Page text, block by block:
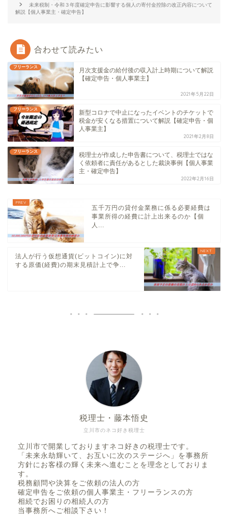
未来税制・令和３年度確定申告に影響する個人の寄付金控除の改正内容について
解説【個人事業主・確定申告】
合わせて読みたい
フリーランス
月次支援金の給付後の収入計上時期について解説
【確定申告・個人事業主】
2021年5月22日
フリーランス
新型コロナで中止になったイベントのチケットで
税金が安くなる措置について解説【確定申告・個
人事業主】
2021年2月8日
フリーランス
税理士が作成した申告書について、税理士ではな
く依頼者に責任があるとした裁決事例【個人事業
主・確定申告】
2022年2月16日
五千万円の貸付金業務に係る必要経費は
事業所得の経費に計上出来るのか【個
人...
法人が行う仮想通貨(ビットコイン)に対
する原価(経費)の期末見積計上で争...
立川市のネコ好き税理士
税理士・藤本悟史
立川市で開業しておりますネコ好きの税理士です。
「未来永劫輝いて、お互いに次のステージへ」を事務所
方針にお客様の輝く未来へ進むことを理念としておりま
す。
税務顧問や決算をご依頼の法人の方
確定申告をご依頼の個人事業主・フリーランスの方
相続でお困りの相続人の方
当事務所へご相談下さい！